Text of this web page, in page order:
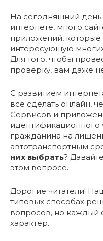
На сегодняшний
интернете, много
приложений, которые
интересующую
Для того, чтобы
проверку, вам даже
С развитием
все сделать онлайн,
Сервисов и
идентификационного
гражданина на
автотранспортным
них выбрать?
этом вопросе.
Дорогие читатели!
типовых способах
вопросов, но каждый
характер.